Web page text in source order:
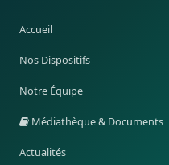
Accueil
Nos Dispositifs
Notre Équipe
Médiathèque & Documents
Actualités